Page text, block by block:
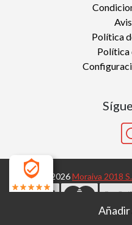
Política
Política
Copyright 2026Moraiva 2018
Desarrollado por